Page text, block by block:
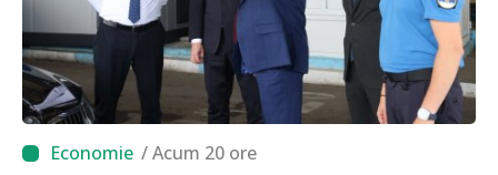
/ Acum 20 ore